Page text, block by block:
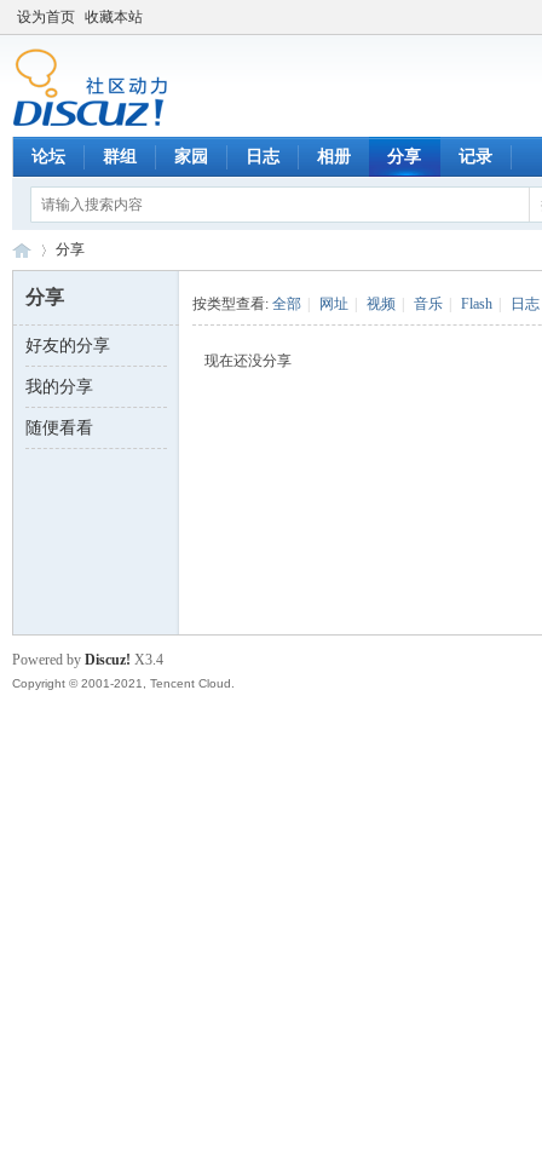
设为首页 收藏本站
论坛 群组 家园 日志 相册 分享 记录
数 ›
分享
分享
好友的分享
我的分享
随便看看
按类型查看: 全部 网址 视频 音乐 Flash 日志
现在还没分享
Powered by Discuz! X3.4
Copyright © 2001-2021, Tencent Cloud.